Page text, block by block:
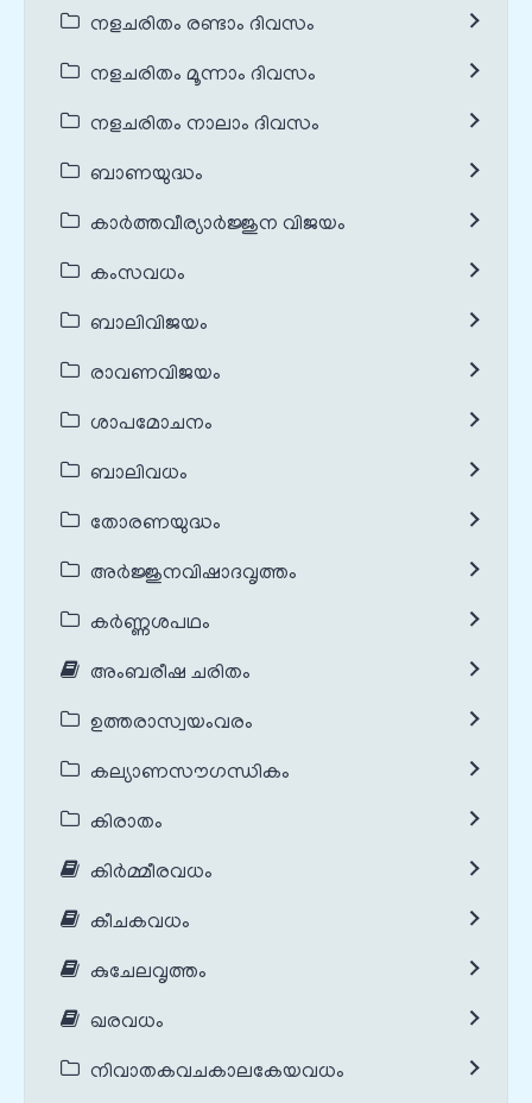
നളചരിതം രണ്ടാം ദിവസം
നളചരിതം മൂന്നാം ദിവസം
നളചരിതം നാലാം ദിവസം
ബാണയുദ്ധം
കാർത്തവീര്യാർജ്ജുന വിജയം
കംസവധം
ബാലിവിജയം
രാവണവിജയം
ശാപമോചനം
ബാലിവധം
തോരണയുദ്ധം
അർജ്ജുനവിഷാദവൃത്തം
കർണ്ണശപഥം
അംബരീഷ ചരിതം
ഉത്തരാസ്വയംവരം
കല്യാണസൗഗന്ധികം
കിരാതം
കിർമ്മീരവധം
കീചകവധം
കുചേലവൃത്തം
ഖരവധം
നിവാതകവചകാലകേയവധം